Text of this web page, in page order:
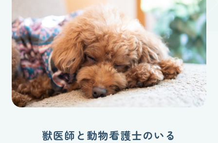
獣医師と動物看護士のいる